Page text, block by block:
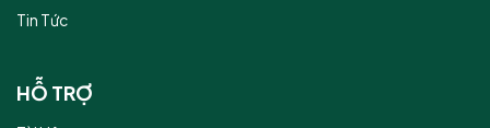
Tin Tức
HỖ TRỢ